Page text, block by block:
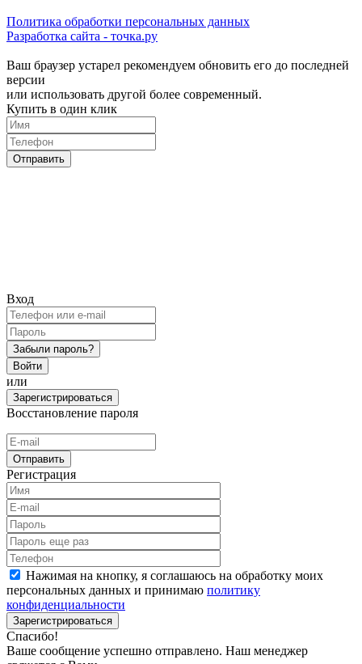
Политика обработки персональных данных
Разработка сайта - точка.ру
Ваш браузер устарел рекомендуем обновить его до последней
версии
или использовать другой более современный.
Купить в один клик
Отправить
Вход
Забыли пароль?
Войти
или
Зарегистрироваться
Восстановление пароля
Отправить
Регистрация
Нажимая на кнопку, я соглашаюсь на обработку моих
персональных данных и принимаю политику
конфиденциальности
Зарегистрироваться
Спасибо!
Ваше сообщение успешно отправлено. Наш менеджер